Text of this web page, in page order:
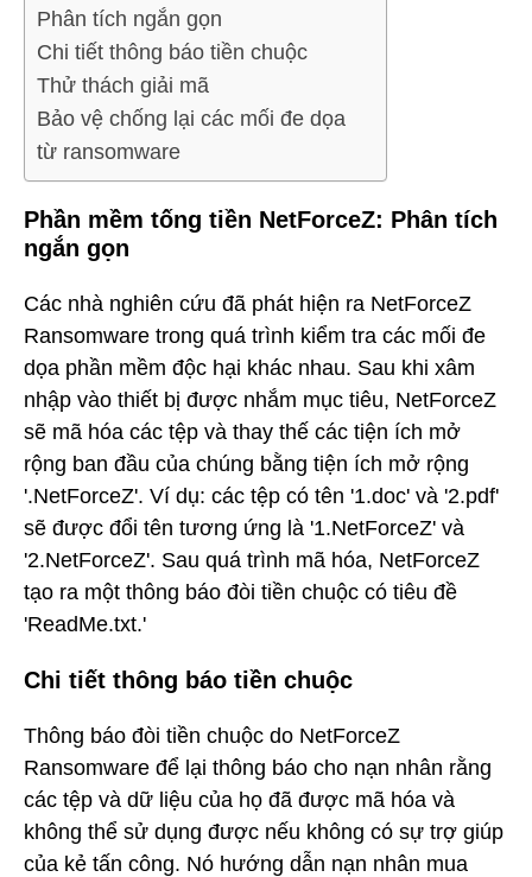
Phân tích ngắn gọn
Chi tiết thông báo tiền chuộc
Thử thách giải mã
Bảo vệ chống lại các mối đe dọa
từ ransomware
Phần mềm tống tiền NetForceZ: Phân tích
ngắn gọn
Các nhà nghiên cứu đã phát hiện ra NetForceZ
Ransomware trong quá trình kiểm tra các mối đe
dọa phần mềm độc hại khác nhau. Sau khi xâm
nhập vào thiết bị được nhắm mục tiêu, NetForceZ
sẽ mã hóa các tệp và thay thế các tiện ích mở
rộng ban đầu của chúng bằng tiện ích mở rộng
'.NetForceZ'. Ví dụ: các tệp có tên '1.doc' và '2.pdf'
sẽ được đổi tên tương ứng là '1.NetForceZ' và
'2.NetForceZ'. Sau quá trình mã hóa, NetForceZ
tạo ra một thông báo đòi tiền chuộc có tiêu đề
'ReadMe.txt.'
Chi tiết thông báo tiền chuộc
Thông báo đòi tiền chuộc do NetForceZ
Ransomware để lại thông báo cho nạn nhân rằng
các tệp và dữ liệu của họ đã được mã hóa và
không thể sử dụng được nếu không có sự trợ giúp
của kẻ tấn công. Nó hướng dẫn nạn nhân mua